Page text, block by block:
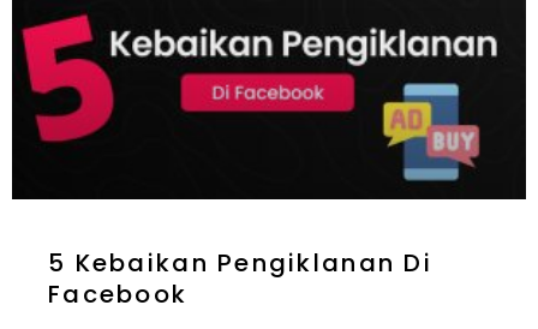
5 Kebaikan Pengiklanan Di
Facebook